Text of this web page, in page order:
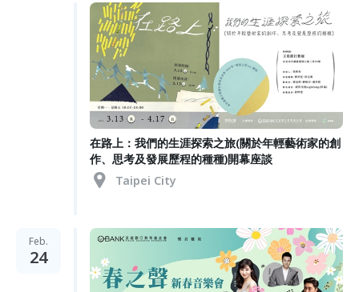
在路上：我們的生涯探索之旅(關於年輕藝術家的創
作、思考及發展歷程的種種)開幕座談
Taipei City
Feb.
24